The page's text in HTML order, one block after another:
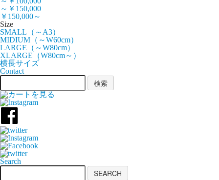
～￥150,000
￥150,000～
Size
SMALL（～A3）
MIDIUM（～W60cm）
LARGE（～W80cm）
XLARGE（W80cm～）
横長サイズ
Contact
Search